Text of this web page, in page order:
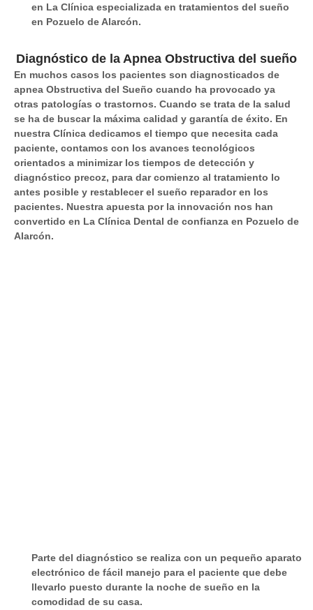
en La Clínica especializada en tratamientos del sueño
en Pozuelo de Alarcón.
Diagnóstico de la Apnea Obstructiva del sueño
En muchos casos los pacientes son diagnosticados de
apnea Obstructiva del Sueño cuando ha provocado ya
otras patologías o trastornos. Cuando se trata de la salud
se ha de buscar la máxima calidad y garantía de éxito. En
nuestra Clínica dedicamos el tiempo que necesita cada
paciente, contamos con los avances tecnológicos
orientados a minimizar los tiempos de detección y
diagnóstico precoz, para dar comienzo al tratamiento lo
antes posible y restablecer el sueño reparador en los
pacientes. Nuestra apuesta por la innovación nos han
convertido en La Clínica Dental de confianza en Pozuelo de
Alarcón.
Parte del diagnóstico se realiza con un pequeño aparato
electrónico de fácil manejo para el paciente que debe
llevarlo puesto durante la noche de sueño en la
comodidad de su casa.